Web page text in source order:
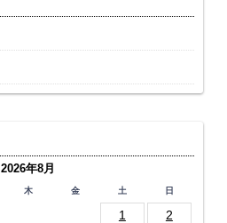
2026年8月
木 金 土 日
1
2